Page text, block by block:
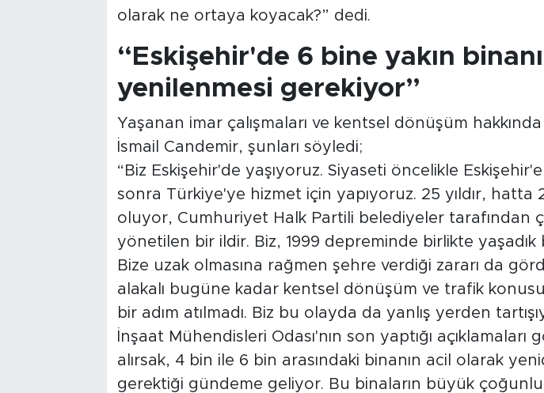
olarak ne ortaya koyacak?” dedi.
“Eskişehir'de 6 bine yakın
yenilenmesi gerekiyor”
Yaşanan imar çalışmaları ve kentsel dönüşüm
İsmail Candemir, şunları söyledi;
“Biz Eskişehir'de yaşıyoruz. Siyaseti öncelikle
sonra Türkiye'ye hizmet için yapıyoruz. 25 yıldır, hatta
oluyor, Cumhuriyet Halk Partili belediyeler tarafından
yönetilen bir ildir. Biz, 1999 depreminde birlikte yaşadık
Bize uzak olmasına rağmen şehre verdiği zararı da
alakalı bugüne kadar kentsel dönüşüm ve trafik
bir adım atılmadı. Biz bu olayda da yanlış yerden
İnşaat Mühendisleri Odası'nın son yaptığı açıklamaları
alırsak, 4 bin ile 6 bin arasındaki binanın acil olarak
gerektiği gündeme geliyor. Bu binaların büyük